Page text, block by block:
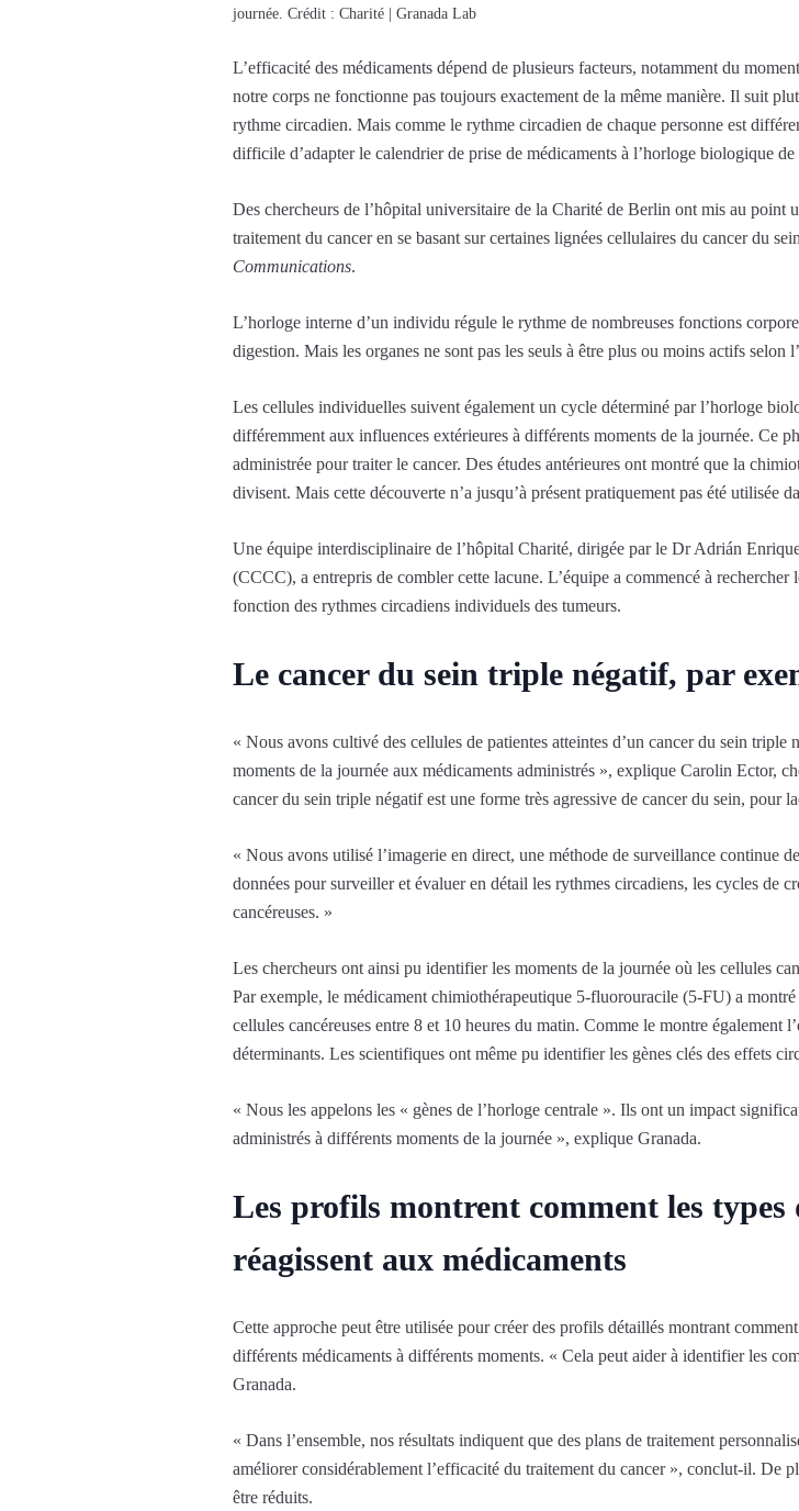
journée. Crédit : Charité | Granada Lab
L’efficacité des médicaments dépend de plusieurs facteurs, notamment du
notre corps ne fonctionne pas toujours exactement de la même manière. Il suit
rythme circadien. Mais comme le rythme circadien de chaque personne est
difficile d’adapter le calendrier de prise de médicaments à l’horloge biologique de
Des chercheurs de l’hôpital universitaire de la Charité de Berlin ont mis au point
traitement du cancer en se basant sur certaines lignées cellulaires du cancer du
Communications.
L’horloge interne d’un individu régule le rythme de nombreuses fonctions
digestion. Mais les organes ne sont pas les seuls à être plus ou moins actifs selon
Les cellules individuelles suivent également un cycle déterminé par l’horloge
différemment aux influences extérieures à différents moments de la journée. Ce
administrée pour traiter le cancer. Des études antérieures ont montré que la
divisent. Mais cette découverte n’a jusqu’à présent pratiquement pas été utilisée
Une équipe interdisciplinaire de l’hôpital Charité, dirigée par le Dr Adrián
(CCCC), a entrepris de combler cette lacune. L’équipe a commencé à
fonction des rythmes circadiens individuels des tumeurs.
Le cancer du sein triple négatif, par
« Nous avons cultivé des cellules de patientes atteintes d’un cancer du sein
moments de la journée aux médicaments administrés », explique Carolin Ector,
cancer du sein triple négatif est une forme très agressive de cancer du sein, pour
« Nous avons utilisé l’imagerie en direct, une méthode de surveillance continue
données pour surveiller et évaluer en détail les rythmes circadiens, les cycles de
cancéreuses. »
Les chercheurs ont ainsi pu identifier les moments de la journée où les cellules
Par exemple, le médicament chimiothérapeutique 5-fluorouracile (5-FU) a
cellules cancéreuses entre 8 et 10 heures du matin. Comme le montre également
déterminants. Les scientifiques ont même pu identifier les gènes clés des effets
« Nous les appelons les « gènes de l’horloge centrale ». Ils ont un impact
administrés à différents moments de la journée », explique Granada.
Les profils montrent comment les types
réagissent aux médicaments
Cette approche peut être utilisée pour créer des profils détaillés montrant
différents médicaments à différents moments. « Cela peut aider à identifier les
Granada.
« Dans l’ensemble, nos résultats indiquent que des plans de traitement
améliorer considérablement l’efficacité du traitement du cancer », conclut-il. De
être réduits.